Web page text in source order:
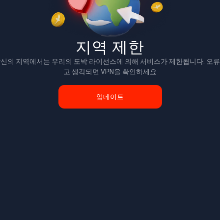
지역 제한
의 지역에서는 우리의 도박 라이선스에 의해 서비스가 제한됩니다. 오
고 생각되면 VPN을 확인하세요
업데이트